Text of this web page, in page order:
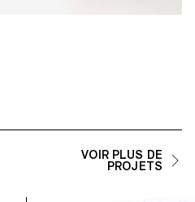
VOIR PLUS DE
PROJETS